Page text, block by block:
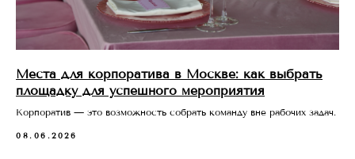
Места для корпоратива в Москве: как выбрать
площадку для успешного мероприятия
Корпоратив — это возможность собрать команду вне рабочих задач.
08.06.2026